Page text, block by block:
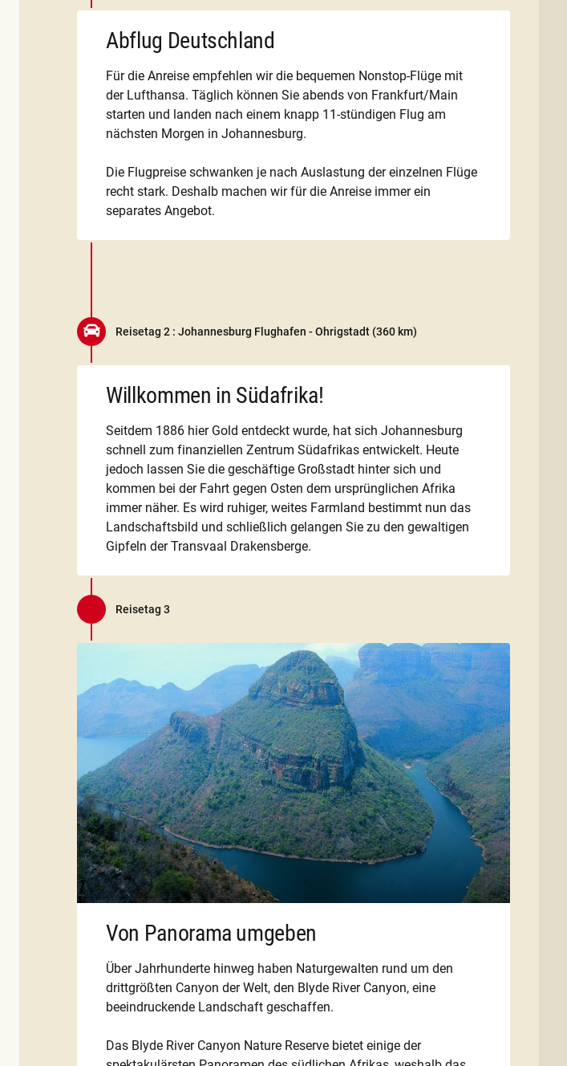
Abflug Deutschland
Für die Anreise empfehlen wir die bequemen Nonstop-Flüge mit
der Lufthansa. Täglich können Sie abends von Frankfurt/Main
starten und landen nach einem knapp 11-stündigen Flug am
nächsten Morgen in Johannesburg.
Die Flugpreise schwanken je nach Auslastung der einzelnen Flüge
recht stark. Deshalb machen wir für die Anreise immer ein
separates Angebot.
Reisetag 2 : Johannesburg Flughafen - Ohrigstadt (360 km)
Willkommen in Südafrika!
Seitdem 1886 hier Gold entdeckt wurde, hat sich Johannesburg
schnell zum finanziellen Zentrum Südafrikas entwickelt. Heute
jedoch lassen Sie die geschäftige Großstadt hinter sich und
kommen bei der Fahrt gegen Osten dem ursprünglichen Afrika
immer näher. Es wird ruhiger, weites Farmland bestimmt nun das
Landschaftsbild und schließlich gelangen Sie zu den gewaltigen
Gipfeln der Transvaal Drakensberge.
Reisetag 3
Von Panorama umgeben
Über Jahrhunderte hinweg haben Naturgewalten rund um den
drittgrößten Canyon der Welt, den Blyde River Canyon, eine
beeindruckende Landschaft geschaffen.
Das Blyde River Canyon Nature Reserve bietet einige der